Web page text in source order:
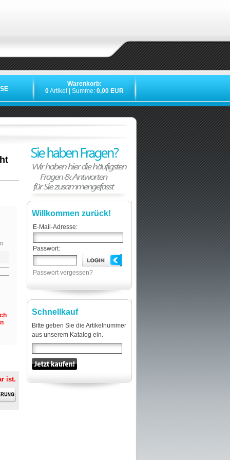
Warenkorb:
0Artikel | Summe: 0,00 EUR
ist.
Willkommen zurück!
E-Mail-Adresse:
Passwort:
Passwort vergessen?
Schnellkauf
Bitte geben Sie die Artikelnummer
aus unserem Katalog ein.